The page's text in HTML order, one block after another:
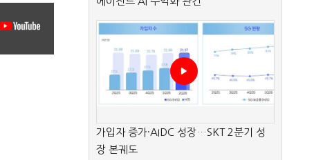
가입자 증가·AIDC 성장…SKT 2분기 성
장 본궤도